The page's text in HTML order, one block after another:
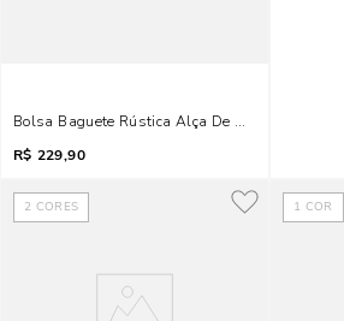
Bolsa Baguete Rústica Alça De Ombro Preta
R$ 229,90
2 CORES 1 COR